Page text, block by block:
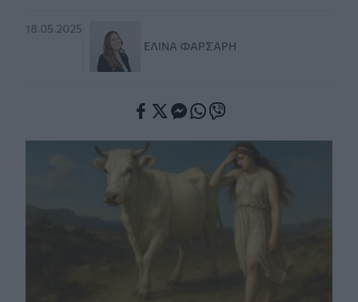
18.05.2025
ΕΛΊΝΑ ΦΑΡΣΆΡΗ